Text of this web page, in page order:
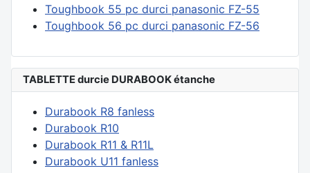
Toughbook 55 pc durci panasonic FZ-55
Toughbook 56 pc durci panasonic FZ-56
TABLETTE durcie DURABOOK étanche
Durabook R8 fanless
Durabook R10
Durabook R11 & R11L
Durabook U11 fanless